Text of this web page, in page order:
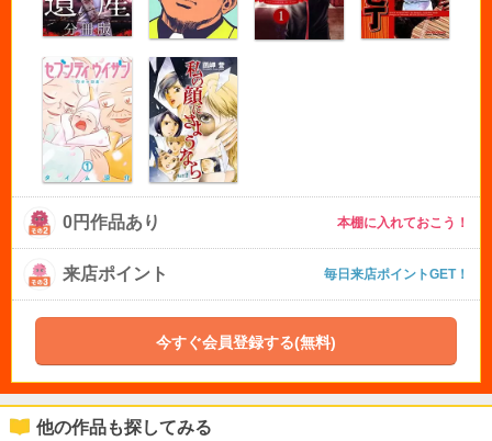
0円作品あり 本棚に入れておこう！
来店ポイント 毎日来店ポイントGET！
今すぐ会員登録する(無料)
他の作品も探してみる